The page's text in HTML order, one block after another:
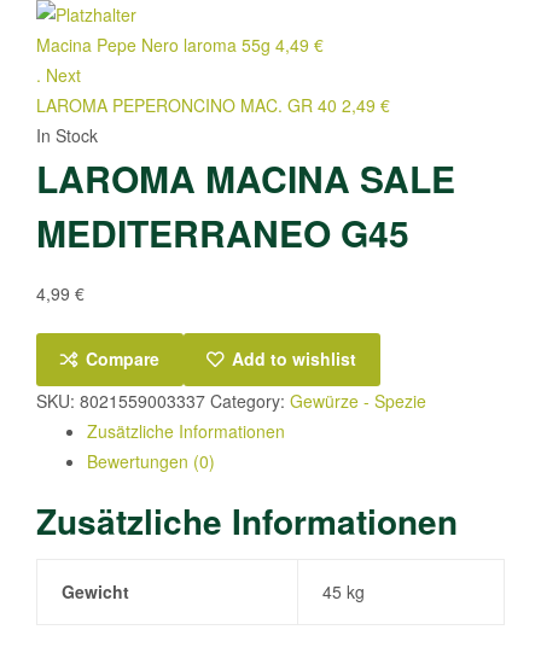
Macina Pepe Nero laroma 55g 4,49 €
. Next
LAROMA PEPERONCINO MAC. GR 40 2,49 €
In Stock
LAROMA MACINA SALE
MEDITERRANEO G45
4,99 €
Compare
Add to wishlist
SKU: 8021559003337 Category: Gewürze - Spezie
Zusätzliche Informationen
Bewertungen (0)
Zusätzliche Informationen
Gewicht 45 kg